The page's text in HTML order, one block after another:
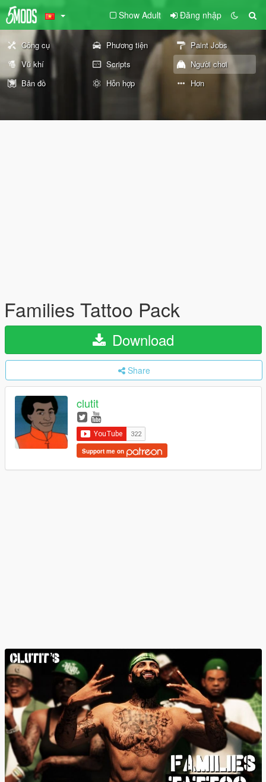
Show Adult Đăng nhập
Công cụ Phương tiện
Paint Jobs
Vũ khí
Scripts
Người chơi
Bản đồ
Hỗn hợp Hơn
Families Tattoo Pack
Download
Share
clutit
Support me on